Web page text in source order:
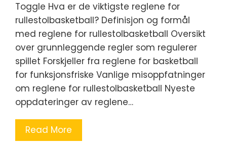
Toggle Hva er de viktigste reglene for
rullestolbasketball? Definisjon og formål
med reglene for rullestolbasketball Oversikt
over grunnleggende regler som regulerer
spillet Forskjeller fra reglene for basketball
for funksjonsfriske Vanlige misoppfatninger
om reglene for rullestolbasketball Nyeste
oppdateringer av reglene…
Read More